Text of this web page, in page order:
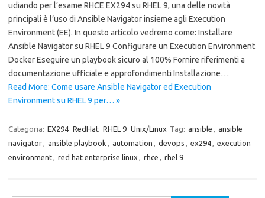
udiando per l’esame RHCE EX294 su RHEL 9, una delle novità
principali è l’uso di Ansible Navigator insieme agli Execution
Environment (EE). In questo articolo vedremo come: Installare
Ansible Navigator su RHEL 9 Configurare un Execution Environment
Docker Eseguire un playbook sicuro al 100% Fornire riferimenti a
documentazione ufficiale e approfondimenti Installazione…
Read More: Come usare Ansible Navigator ed Execution
Environment su RHEL 9 per… »
Categoria: EX294 RedHat RHEL 9 Unix/Linux Tag: ansible , ansible
navigator, ansible playbook , automation , devops , ex294, execution
environment, red hat enterprise linux , rhce , rhel 9